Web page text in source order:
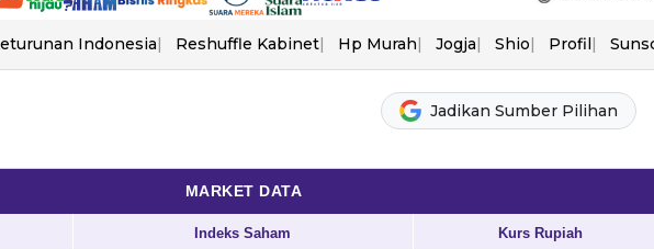
Indonesia Reshuffle Kabinet Hp Murah Jogja Shio Profil
Jadikan Sumber Pilihan
MARKET DATA
Indeks Saham Kurs Rupiah